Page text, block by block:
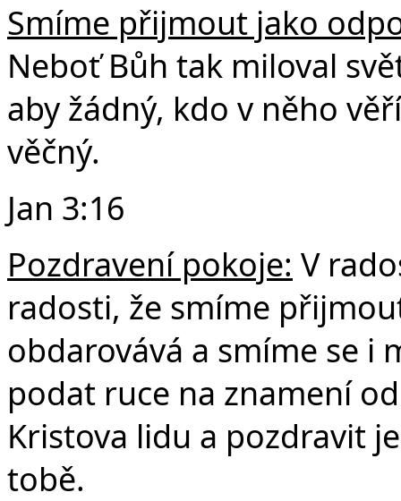
Smíme přijmout jako
Neboť Bůh tak miloval
aby žádný, kdo v něho
věčný.
Jan 3:16
Pozdravení pokoje: V
radosti, že smíme
obdarovává a smíme se i
podat ruce na znamení
Kristova lidu a pozdravit
tobě.